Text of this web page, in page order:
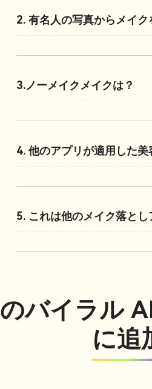
2. 有名人の写真からメイ
3.ノーメイクメイクは？
4. 他のアプリが適用した
5. これは他のメイク落と
バイラル
に追